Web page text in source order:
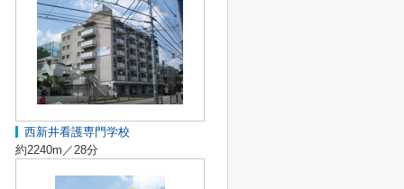
西新井看護専門学校
約2240m／28分